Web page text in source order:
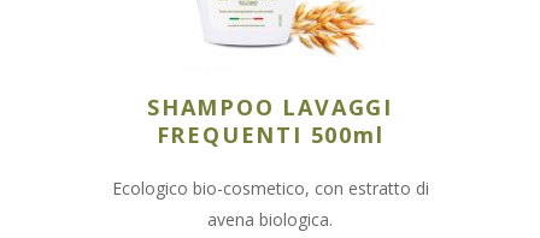
SHAMPOO LAVAGGI
FREQUENTI 500ml
Ecologico bio-cosmetico, con estratto di
avena biologica.